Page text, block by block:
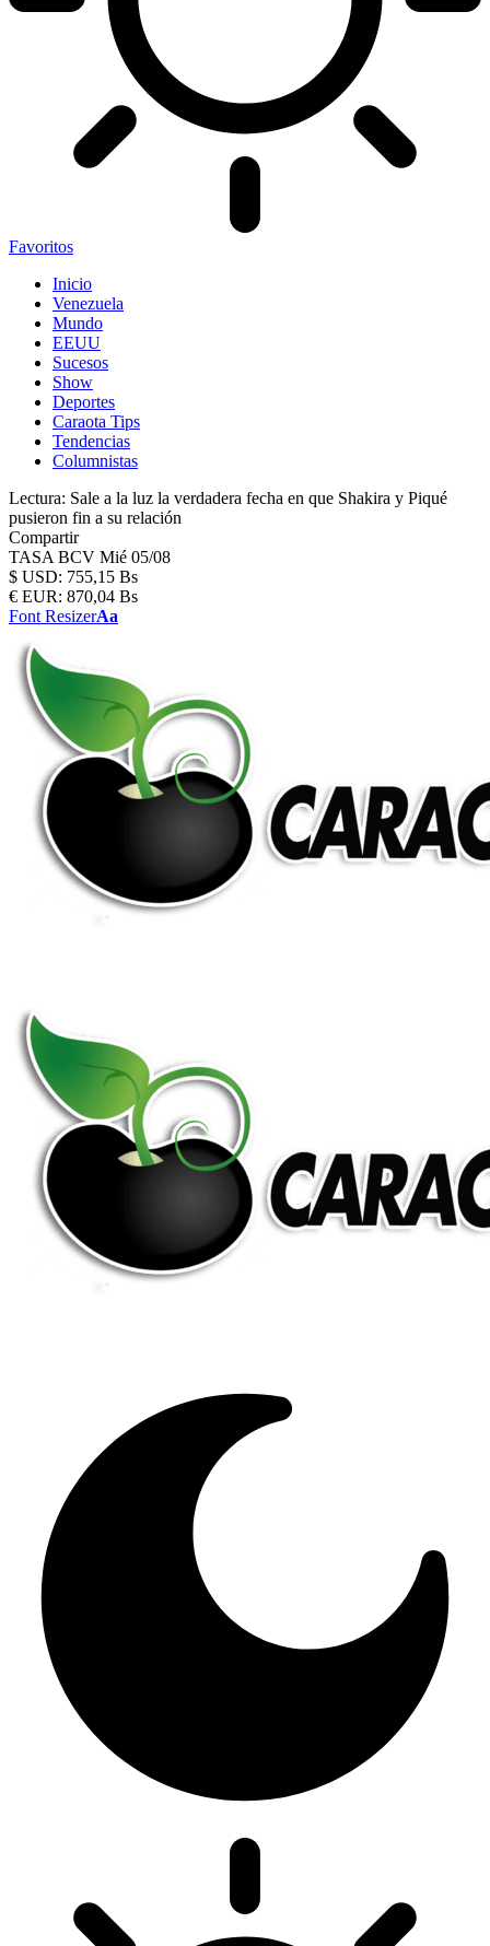
Favoritos
Inicio
Venezuela
Mundo
EEUU
Sucesos
Show
Deportes
Caraota Tips
Tendencias
Columnistas
Lectura: Sale a la luz la verdadera fecha en que Shakira y Piqué
pusieron fin a su relación
Compartir
TASA BCV Mié 05/08
$ USD: 755,15 Bs
€ EUR: 870,04 Bs
Font ResizerAa